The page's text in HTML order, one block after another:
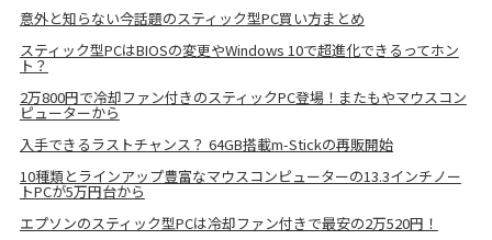
意外と知らない今話題のスティック型PC買い方まとめ
スティック型PCはBIOSの変更やWindows 10で超進化できるってホン
ト？
2万800円で冷却ファン付きのスティックPC登場！またもやマウスコン
ピューターから
入手できるラストチャンス？ 64GB搭載m-Stickの再販開始
10種類とラインアップ豊富なマウスコンピューターの13.3インチノー
トPCが5万円台から
エプソンのスティック型PCは冷却ファン付きで最安の2万520円！